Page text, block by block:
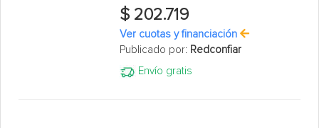
$ 202.719
Ver cuotas y financiación
Publicado por: Redconfiar
Envío gratis